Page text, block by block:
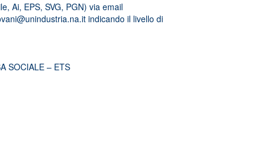
Ai, EPS, SVG, PGN) via email
indicando il livello di
SOCIALE – ETS